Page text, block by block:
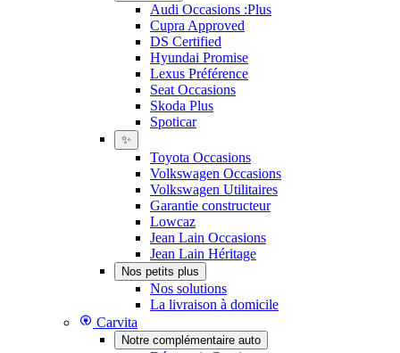
Audi Occasions :Plus
Cupra Approved
DS Certified
Hyundai Promise
Lexus Préférence
Seat Occasions
Skoda Plus
Spoticar
✨
Toyota Occasions
Volkswagen Occasions
Volkswagen Utilitaires
Garantie constructeur
Lowcaz
Jean Lain Occasions
Jean Lain Héritage
Nos petits plus
Nos solutions
La livraison à domicile
Carvita
Notre complémentaire auto